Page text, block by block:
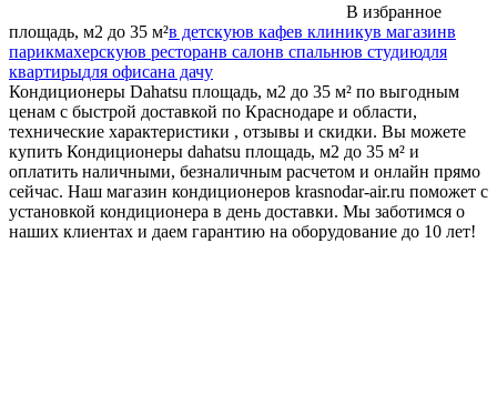
В избранное
площадь, м2 до 35 м²в детскуюв кафев клиникув магазинв
парикмахерскуюв ресторанв салонв спальнюв студиюдля
квартирыдля офисана дачу
Кондиционеры Dahatsu площадь, м2 до 35 м² по выгодным
ценам с быстрой доставкой по Краснодаре и области,
технические характеристики , отзывы и скидки. Вы можете
купить Кондиционеры dahatsu площадь, м2 до 35 м² и
оплатить наличными, безналичным расчетом и онлайн прямо
сейчас. Наш магазин кондиционеров krasnodar-air.ru поможет с
установкой кондиционера в день доставки. Мы заботимся о
наших клиентах и даем гарантию на оборудование до 10 лет!